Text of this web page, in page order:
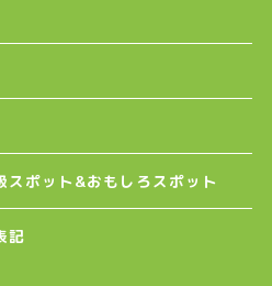
スポット&おもしろスポット
記